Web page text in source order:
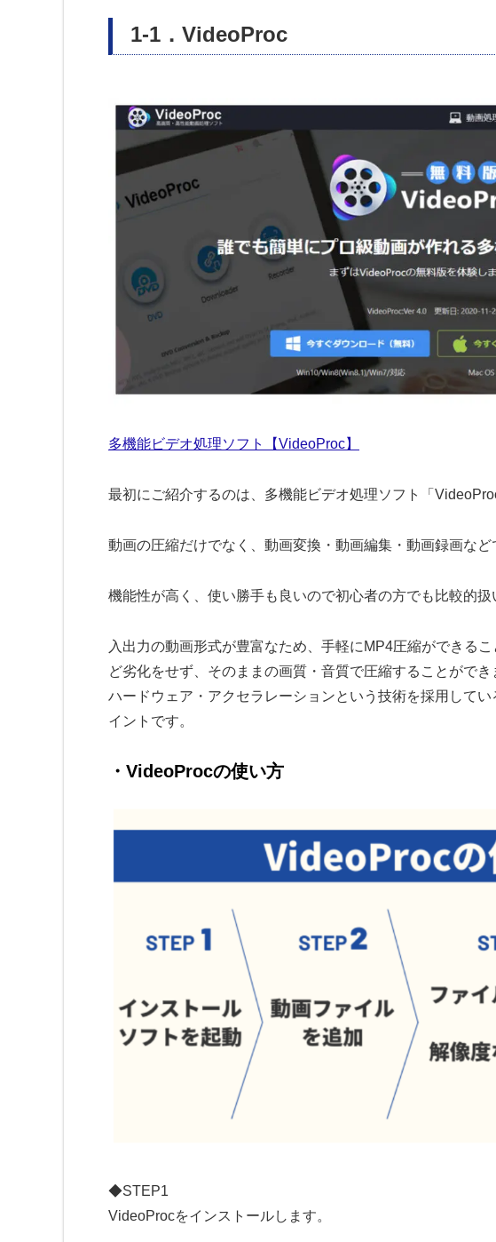
1-1．VideoProc
多機能ビデオ処理ソフト【VideoProc】
最初にご紹介するのは、多機能ビデオ処理ソフト「
動画の圧縮だけでなく、動画変換・動画編集・動画録画など
機能性が高く、使い勝手も良いので初心者の方でも比較的扱
入出力の動画形式が豊富なため、手軽にMP4圧縮ができる
ど劣化をせず、そのままの画質・音質で圧縮することができ
ハードウェア・アクセラレーションという技術を採用して
イントです。
・VideoProcの使い方
◆STEP1
VideoProcをインストールします。